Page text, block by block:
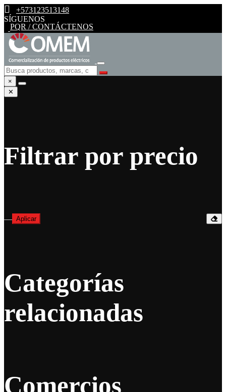
+573123513148
SÍGUENOS
PQR / CONTÁCTENOS
×
✕
Filtrar por precio
— Aplicar
Categorías
relacionadas
Comercios